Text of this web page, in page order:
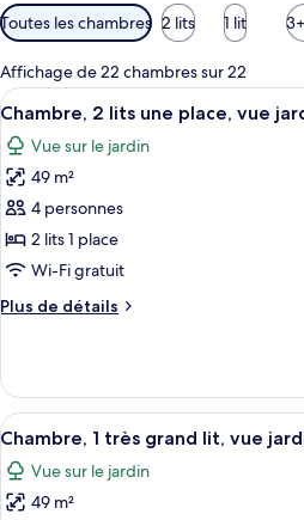
Filtres
disponibles
pour
les
chambres
Toutes les chambres 2 lits 1 lit
Affichage de 22 chambres sur 22
Afficher
toutes
les
photos
pour
ce
type
chambre :
lits
une
place,
vue
jardin
8
Chambre, 2 lits une place, vue
Vue sur le jardin
49 m²
4 personnes
2 lits 1 place
Wi-Fi gratuit
Plus de détails
Plus
le
type
de
Chambre,
2
Afficher
toutes
les
photos
1
4
Chambre, 1 très grand lit, vue
Vue sur le jardin
49 m²